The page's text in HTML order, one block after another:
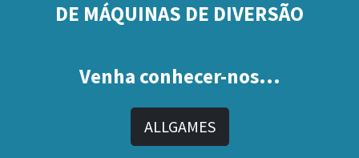
DE MÁQUINAS DE DIVERSÃO
Venha conhecer-nos...
ALLGAMES